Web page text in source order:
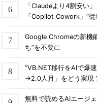
「Claudeより4割安い
「Copilot Cowork」“
Google Chromeの新機
ち”を不要に
“VB.NET移行をAIで爆
→2.0人月」をどう実現
無料で読めるAIエージ